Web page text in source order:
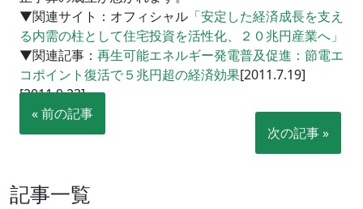
▼関連サイト：オフィシャル 「安定した経済成長を支え
る内需の柱として住宅投資を活性化、２０兆円産業へ」
▼関連記事： 再生可能エネルギー発電普及促進：節電エ
コポイント復活で５兆円超の経済効果[2011.7.19]
[2011.9.23]
« 前の記事
次の記事 »
記事一覧